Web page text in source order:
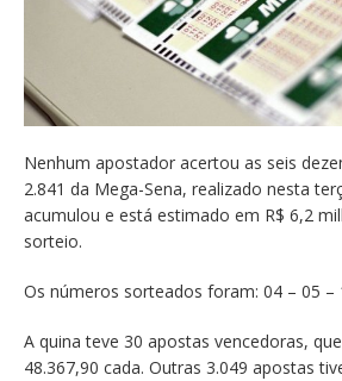
Nenhum apostador acertou as seis
2.841 da Mega-Sena, realizado nesta
acumulou e está estimado em R$ 6,2
sorteio.
Os números sorteados foram: 04 – 05 –
A quina teve 30 apostas vencedoras,
48.367,90 cada. Outras 3.049 apostas